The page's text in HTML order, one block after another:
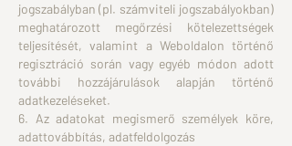
jogszabályban (pl. számviteli jogszabályokban)
meghatározott megőrzési kötelezettségek
teljesítését, valamint a Weboldalon történő
regisztráció során vagy egyéb módon adott
további hozzájárulások alapján történő
adatkezeléseket.
6. Az adatokat megismerő személyek köre,
adattovábbítás, adatfeldolgozás